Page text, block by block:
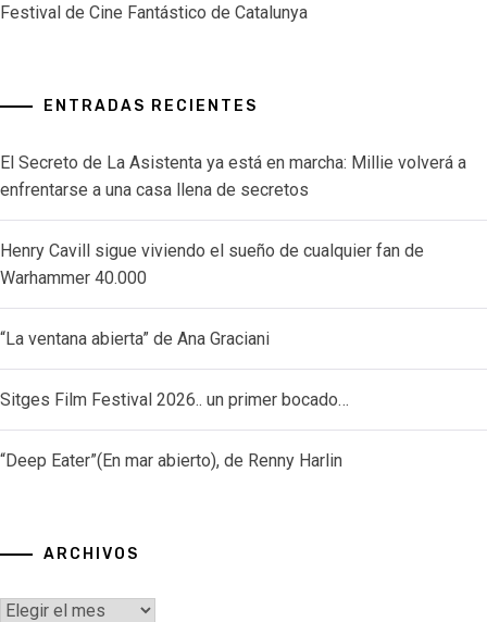
Festival de Cine Fantástico de Catalunya
ENTRADAS RECIENTES
El Secreto de La Asistenta ya está en marcha: Millie volverá a
enfrentarse a una casa llena de secretos
Henry Cavill sigue viviendo el sueño de cualquier fan de
Warhammer 40.000
“La ventana abierta” de Ana Graciani
Sitges Film Festival 2026.. un primer bocado…
“Deep Eater”(En mar abierto), de Renny Harlin
ARCHIVOS
Archivos